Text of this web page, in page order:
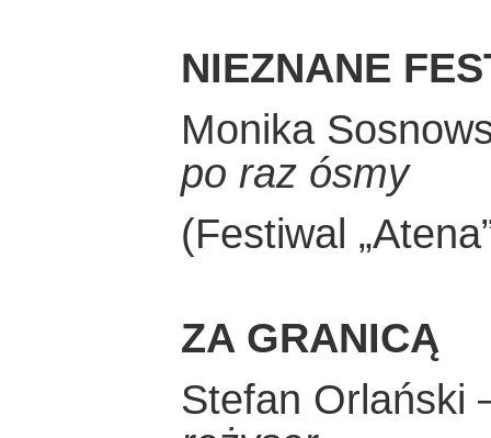
NIEZNANE
Monika
po raz ósmy
(Festiwal
ZA GRANICĄ
Stefan Orlański